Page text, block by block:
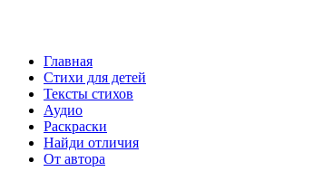
Главная
Стихи для детей
Тексты стихов
Аудио
Раскраски
Найди отличия
От автора